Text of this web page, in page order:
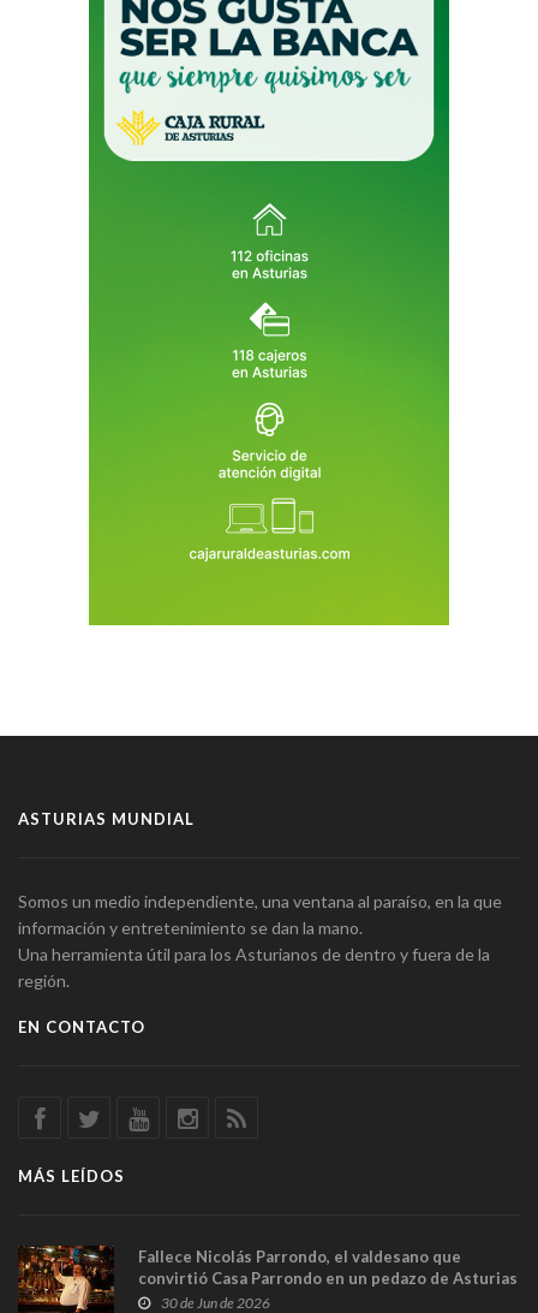
ASTURIAS MUNDIAL
Somos un medio independiente, una ventana al paraíso, en la que
información y entretenimiento se dan la mano.
Una herramienta útil para los Asturianos de dentro y fuera de la
región.
EN CONTACTO
MÁS LEÍDOS
Fallece Nicolás Parrondo, el valdesano que
convirtió Casa Parrondo en un pedazo de Asturias
en Madrid
30 de Jun de 2026